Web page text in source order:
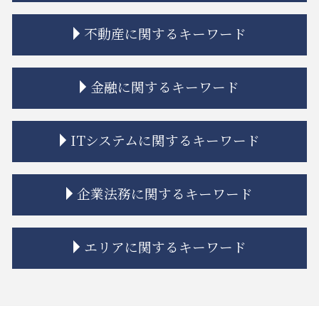
相続 単純承認
相続 離婚 子供
相続 分割協議書
相続 争い
相続 寄与分
相続 親
相続 限定承認とは
相続 分割方法
相続 相談
相続放棄とは
不動産に関するキーワード
建築 相隣関係
不動産トラブル 相談 賃貸
市街地再開発 地区計画
市街地再開発 問題点
借地 トラブル
立ち退き 拒否
不動産トラブル 弁護士
不動産トラブル 法律事務所
金融に関するキーワード
投資 トラブル
金融商品 安全性
金融 ファイナンス 違い
金融 問題点
金貨金融 ヤミ金
金貨金融 利用
ITシステムに関するキーワード
リーガルチェック 法務
システム開発 納期遅れ
誹謗中傷 罰金
誹謗中傷 訴えるには
企業法務に関するキーワード
企業法務 戦略
カスタマーハラスメント 対策
エリアに関するキーワード